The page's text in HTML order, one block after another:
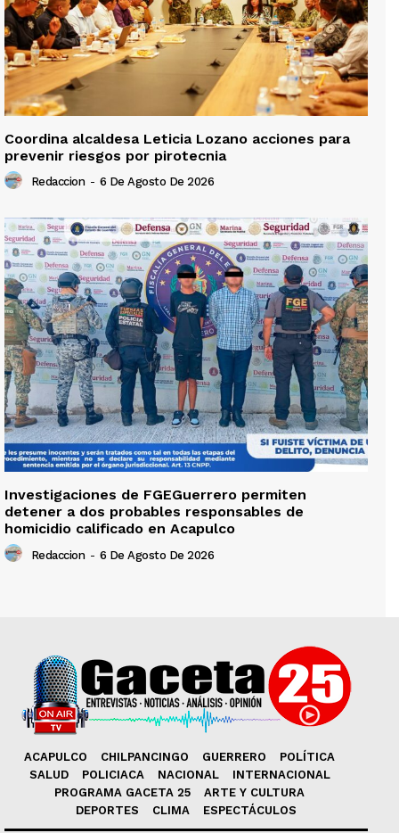
Coordina alcaldesa Leticia Lozano acciones para
prevenir riesgos por pirotecnia
Redaccion - 6 De Agosto De 2026
Investigaciones de FGEGuerrero permiten
detener a dos probables responsables de
homicidio calificado en Acapulco
Redaccion - 6 De Agosto De 2026
ACAPULCO CHILPANCINGO GUERRERO
POLÍTICA
SALUD
POLICIACA NACIONAL
INTERNACIONAL
PROGRAMA GACETA 25
ARTE Y CULTURA
DEPORTES
CLIMA ESPECTÁCULOS